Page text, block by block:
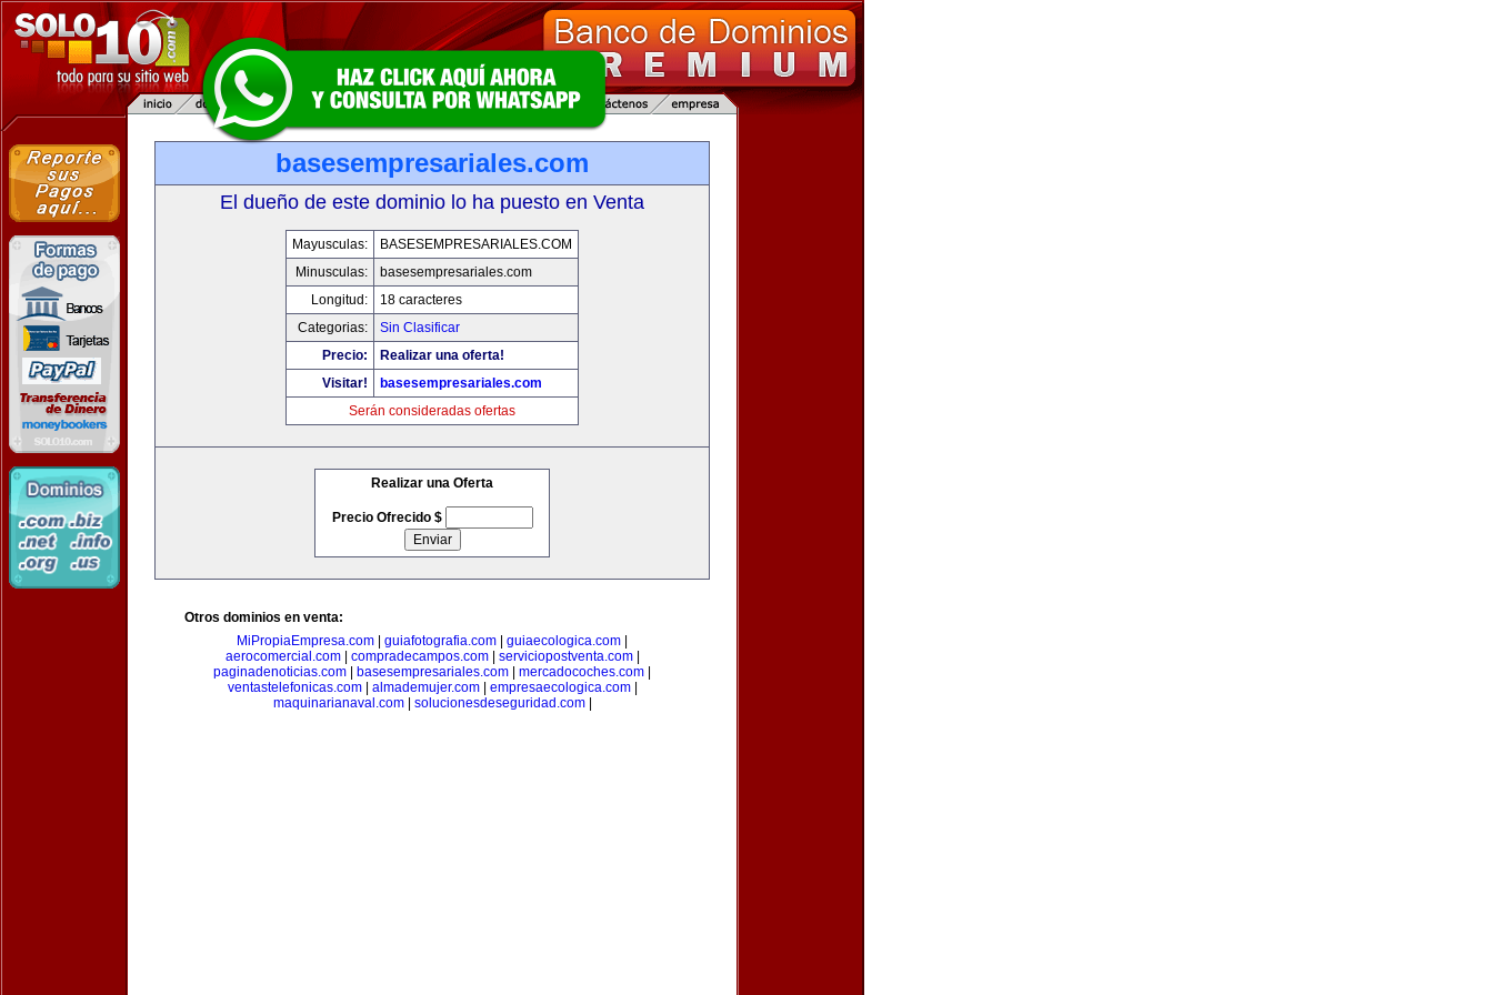
basesempresariales.com
El dueño de este dominio lo ha puesto en Venta
Mayusculas:
BASESEMPRESARIALES.COM
Minusculas:
basesempresariales.com
Longitud:
18 caracteres
Categorias:
Sin Clasificar
Precio:
Realizar una oferta!
Visitar!
basesempresariales.com
Serán consideradas ofertas
Realizar una Oferta
Precio Ofrecido $
Otros dominios en venta:
MiPropiaEmpresa.com
guiafotografia.com guiaecologica.com
aerocomercial.com| compradecampos.com| serviciopostventa.com|
paginadenoticias.com
basesempresariales.com mercadocoches.com
ventastelefonicas.com| almademujer.com| empresaecologica.com|
maquinarianaval.com| solucionesdeseguridad.com|